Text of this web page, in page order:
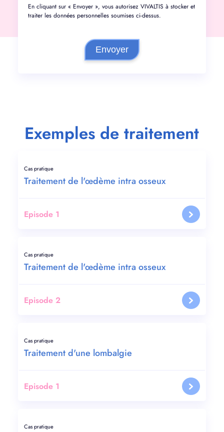
En cliquant sur « Envoyer », vous autorisez VIVALTIS à stocker et
traiter les données personnelles soumises ci-dessus.
Exemples de traitement
Cas pratique
Traitement de l'œdème intra osseux
Episode 1
Cas pratique
Traitement de l'œdème intra osseux
Episode 2
Cas pratique
Traitement d'une lombalgie
Episode 1
Cas pratique